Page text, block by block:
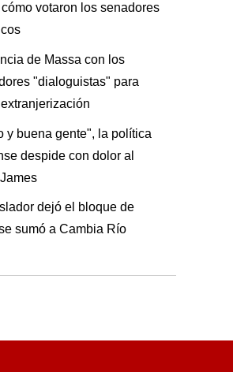
votaron los senadores
de Massa con los
"dialoguistas" para
y buena gente", la política
despide con dolor al
dejó el bloque de
sumó a Cambia Río